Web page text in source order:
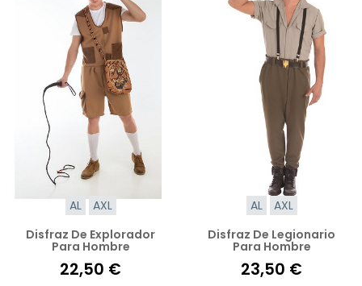
AL
AXL
Disfraz De Explorador
Para Hombre
22,50 €
AL
AXL
Disfraz De Legionario
Para Hombre
23,50 €